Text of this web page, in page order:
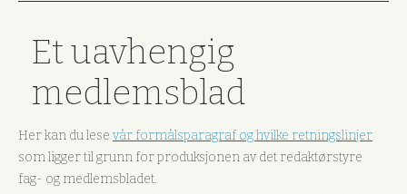
Et uavhengig
medlemsblad
Her kan du lese vår formålsparagraf og hvilke retningslinjer
som ligger til grunn for produksjonen av det redaktørstyre
fag- og medlemsbladet.